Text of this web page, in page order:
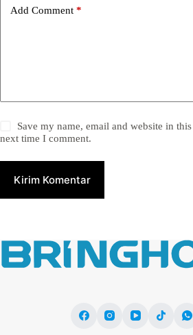
Add Comment *
Save my name, email and website in
next time I comment.
Kirim Komentar